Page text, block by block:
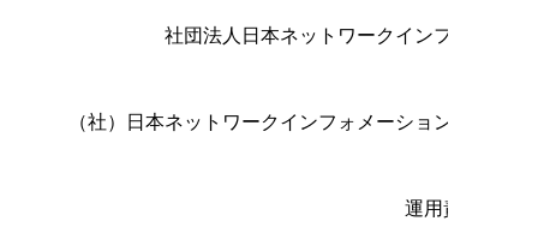
社団法人日本ネットワークインフォメーシ
（社）日本ネットワークインフォメーションセンタ
                            運用責任者